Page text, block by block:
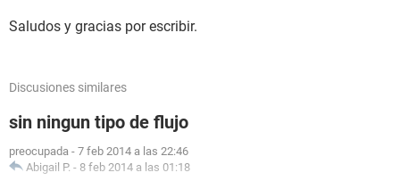
Saludos y gracias por escribir.
Discusiones similares
sin ningun tipo de flujo
preocupada - 7 feb 2014 a las 22:46
Abigail P. - 8 feb 2014 a las 01:18